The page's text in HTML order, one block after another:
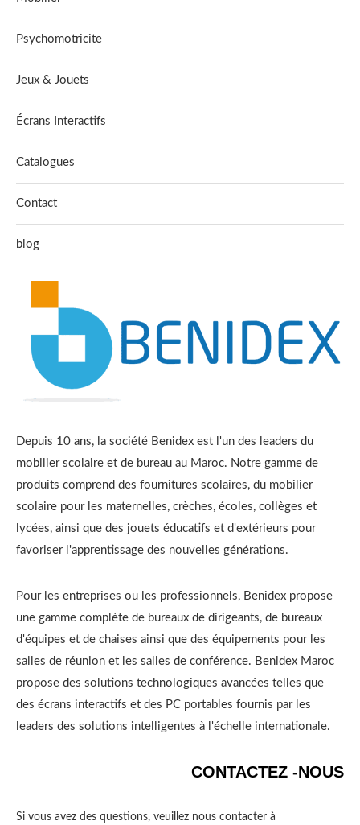
Psychomotricite
Jeux & Jouets
Écrans Interactifs
Catalogues
Contact
blog
Depuis 10 ans, la société Benidex est l'un des leaders du
mobilier scolaire et de bureau au Maroc. Notre gamme de
produits comprend des fournitures scolaires, du mobilier
scolaire pour les maternelles, crèches, écoles, collèges et
lycées, ainsi que des jouets éducatifs et d'extérieurs pour
favoriser l'apprentissage des nouvelles générations.
Pour les entreprises ou les professionnels, Benidex propose
une gamme complète de bureaux de dirigeants, de bureaux
d'équipes et de chaises ainsi que des équipements pour les
salles de réunion et les salles de conférence. Benidex Maroc
propose des solutions technologiques avancées telles que
des écrans interactifs et des PC portables fournis par les
leaders des solutions intelligentes à l'échelle internationale.
CONTACTEZ -NOUS
Si vous avez des questions, veuillez nous contacter à